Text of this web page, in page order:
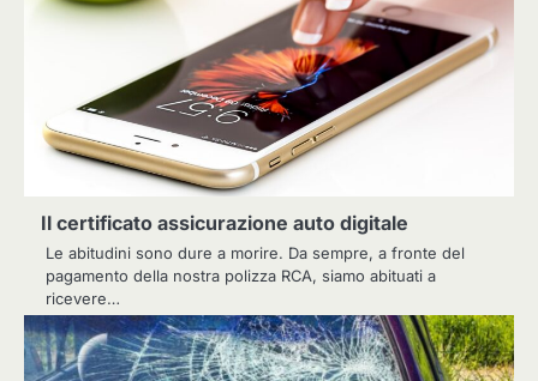
Il certificato assicurazione auto digitale
Le abitudini sono dure a morire. Da sempre, a fronte del
pagamento della nostra polizza RCA, siamo abituati a
ricevere…